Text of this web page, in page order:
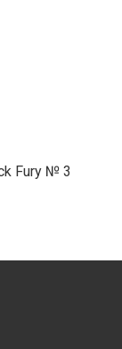
Fury № 3